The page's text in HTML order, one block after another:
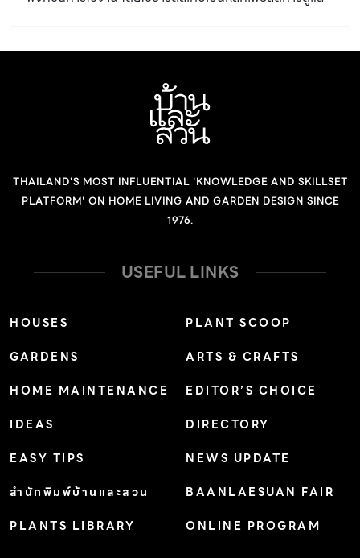
THAILAND'S MOST INFLUENTIAL 'KNOWLEDGE AND SKILLSET
PLATFORM' ON HOME LIVING AND GARDEN DESIGN SINCE
1976.
USEFUL LINKS
HOUSES
GARDENS
HOME MAINTENANCE
IDEAS
EASY TIPS
สำนักพิมพ์บ้านและสวน
PLANTS LIBRARY
PLANT SCOOP
ARTS & CRAFTS
EDITOR’S CHOICE
DIRECTORY
NEWS UPDATE
BAANLAESUAN FAIR
ONLINE PROGRAM